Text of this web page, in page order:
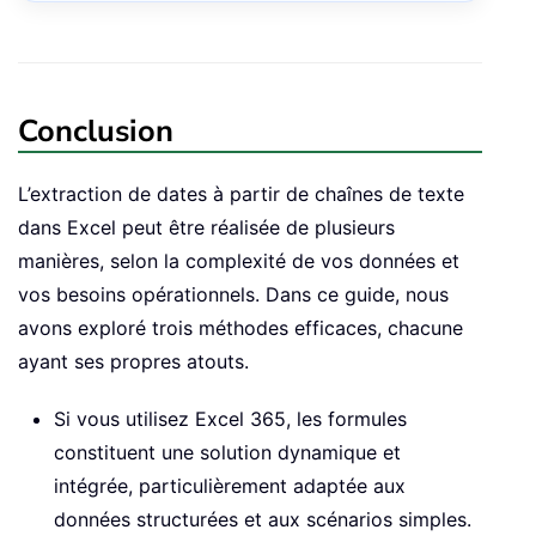
Conclusion
L’extraction de dates à partir de chaînes de texte
dans Excel peut être réalisée de plusieurs
manières, selon la complexité de vos données et
vos besoins opérationnels. Dans ce guide, nous
avons exploré trois méthodes efficaces, chacune
ayant ses propres atouts.
Si vous utilisez Excel 365, les formules
constituent une solution dynamique et
intégrée, particulièrement adaptée aux
données structurées et aux scénarios simples.